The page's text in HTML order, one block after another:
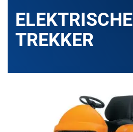
ELEKTRISCHE
TREKKER